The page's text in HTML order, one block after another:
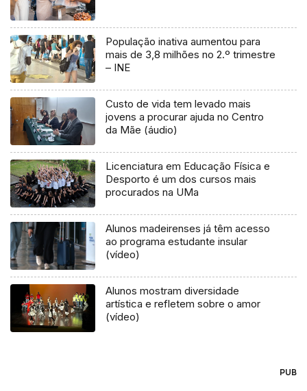
População inativa aumentou para
mais de 3,8 milhões no 2.º trimestre
– INE
Custo de vida tem levado mais
jovens a procurar ajuda no Centro
da Mãe (áudio)
Licenciatura em Educação Física e
Desporto é um dos cursos mais
procurados na UMa
Alunos madeirenses já têm acesso
ao programa estudante insular
(vídeo)
Alunos mostram diversidade
artística e refletem sobre o amor
(vídeo)
PUB